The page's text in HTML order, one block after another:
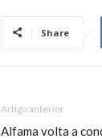
Share
Artigo anterior
Alfama volta a